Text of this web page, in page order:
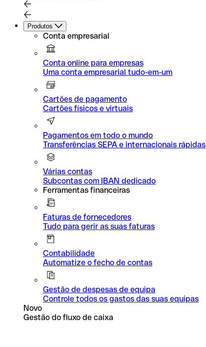
Produtos
Conta empresarial
Conta online para empresas
Uma conta empresarial tudo-em-um
Cartões de pagamento
Cartões físicos e virtuais
Pagamentos em todo o mundo
Transferências SEPA e internacionais rápidas
Várias contas
Subcontas com IBAN dedicado
Ferramentas financeiras
Faturas de fornecedores
Tudo para gerir as suas faturas
Contabilidade
Automatize o fecho de contas
Gestão de despesas de equipa
Controle todos os gastos das suas equipas
Novo
Gestão do fluxo de caixa